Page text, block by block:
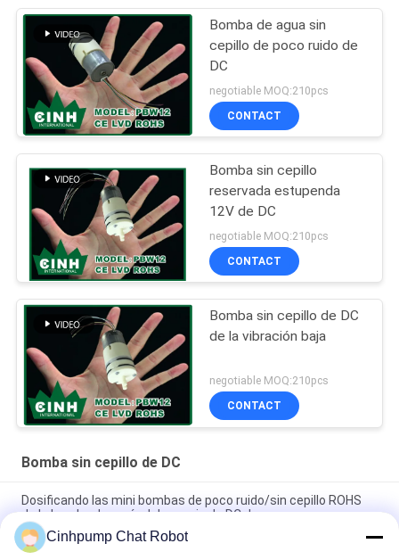
Bomba de agua sin
cepillo de poco ruido de
DC
negotiable MOQ:210pcs
CONTACT
Bomba sin cepillo
reservada estupenda
12V de DC
negotiable MOQ:210pcs
CONTACT
Bomba sin cepillo de DC
de la vibración baja
negotiable MOQ:210pcs
CONTACT
Bomba sin cepillo de DC
Dosificando las mini bombas de poco ruido/sin cepillo ROHS
de la bomba de vacío del acuario de DC de agua
Bomba sin cepillo de alta presión DC12V DC24V, bomba de DC
Cinhpump Chat Robot